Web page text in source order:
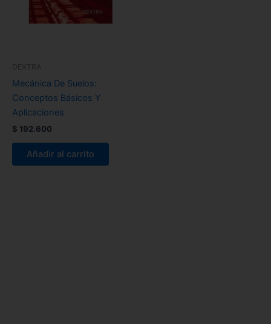
DEXTRA
Mecánica De Suelos:
Conceptos Básicos Y
Aplicaciones
$ 192.600
Añadir al carrito